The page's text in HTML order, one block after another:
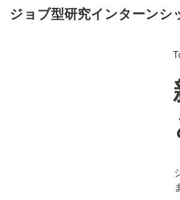
ジョブ型研究インターンシ